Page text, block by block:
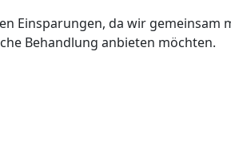
Einsparungen, da wir gemeinsam
Behandlung anbieten möchten.